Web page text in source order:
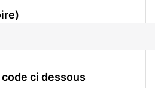
ci dessous